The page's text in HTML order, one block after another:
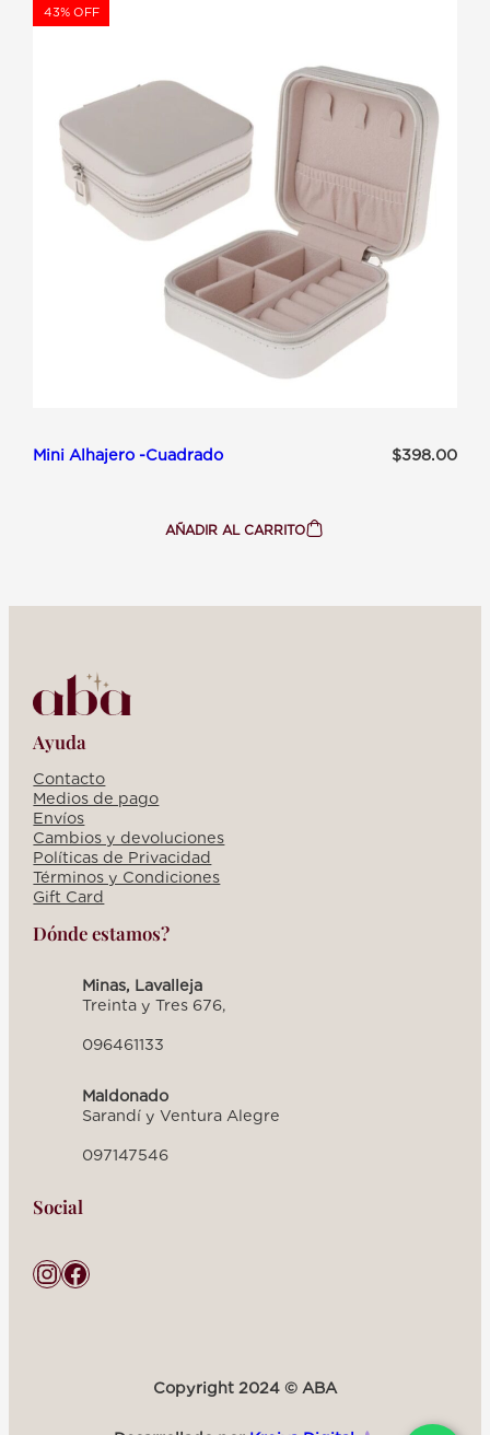
43% OFFPRODUCTO
EN
Mini Alhajero -Cuadrado $398.00
AÑADIR AL CARRITO
:
Ayuda
Contacto
Medios de pago
Envíos
Cambios y devoluciones
Políticas de Privacidad
Términos y Condiciones
Gift Card
Dónde estamos?
Minas, Lavalleja
Treinta y Tres 676,
096461133
Maldonado
Sarandí y Ventura Alegre
097147546
Social
InstagramFacebook
Copyright 2024 © ABA